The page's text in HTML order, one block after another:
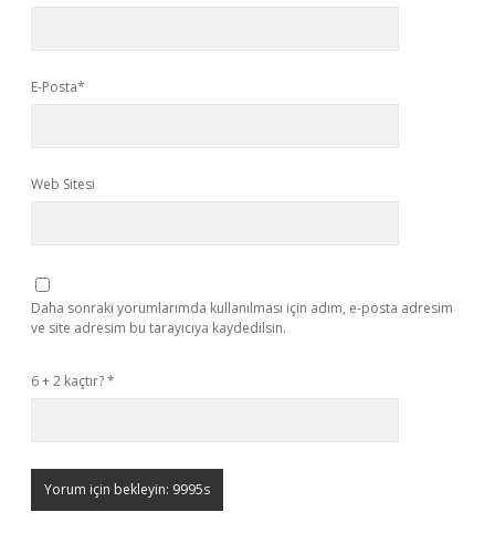
E-Posta*
Web Sitesi
Daha sonraki yorumlarımda kullanılması için adım, e-posta adresim
ve site adresim bu tarayıcıya kaydedilsin.
6 + 2 kaçtır?*